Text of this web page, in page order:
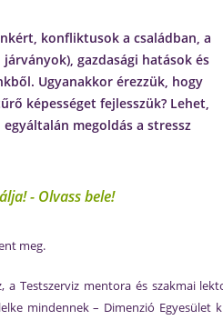
konfliktusok a családban, a
gazdasági hatások és
Ugyanakkor érezzük, hogy
képességet fejlesszük? Lehet,
megoldás a stressz
- Olvass bele!
meg.
a Testszerviz mentora és szakmai
mindennek – Dimenzió Egyesület